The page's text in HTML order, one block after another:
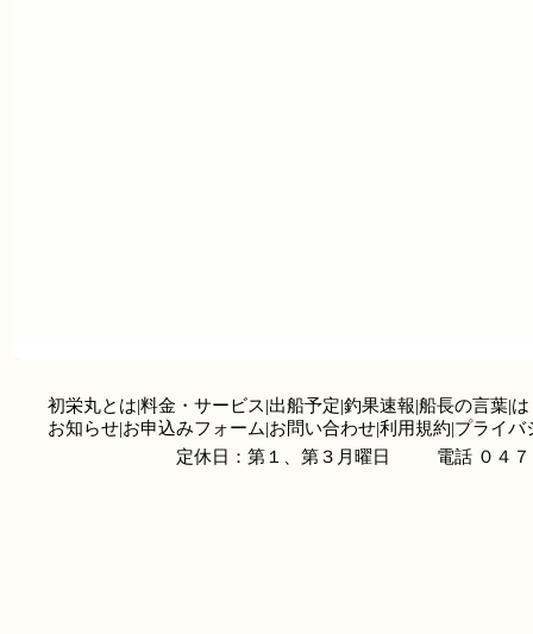
初栄丸とは|料金・サービス|出船予定|釣果速報|船長の言葉|
お知らせ|お申込みフォーム|お問い合わせ|利用規約|プライバ
定休日：第１、第３月曜日
電話 ０４